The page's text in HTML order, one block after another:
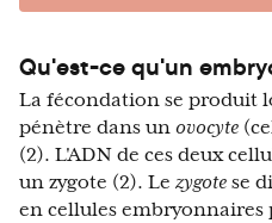
Qu'est-ce qu'un
La fécondation se produit
pénètre dans un ovocyte
(2). L'ADN de ces deux
un zygote (2). Le zygote se
en cellules embryonnaires